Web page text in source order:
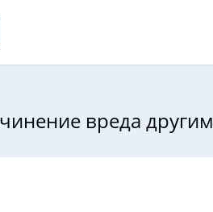
вреда другим